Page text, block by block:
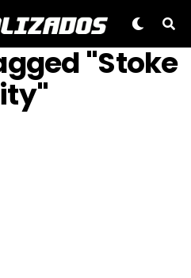
"Stoke